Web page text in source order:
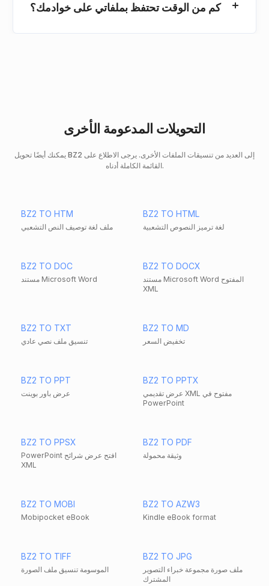
كم من الوقت تحتفظ بملفاتي على خوادمك؟
التحويلات المدعومة الأخرى
يمكنك أيضًا تحويل BZ2 إلى العديد من تنسيقات الملفات الأخرى. يرجى الاطلاع على
القائمة الكاملة أدناه.
BZ2 TO HTM
ملف لغة توصيف النص التشعبي
BZ2 TO HTML
لغة ترميز النصوص التشعبية
BZ2 TO DOC
مستند Microsoft Word
BZ2 TO DOCX
مستند Microsoft Word المفتوح
XML
BZ2 TO TXT
تنسيق ملف نصي عادي
BZ2 TO MD
تخفيض السعر
BZ2 TO PPT
عرض باور بوينت
BZ2 TO PPTX
عرض تقديمي XML مفتوح في
PowerPoint
BZ2 TO PPSX
PowerPoint افتح عرض شرائح
XML
BZ2 TO PDF
وثيقة محمولة
BZ2 TO MOBI
Mobipocket eBook
BZ2 TO AZW3
Kindle eBook format
BZ2 TO TIFF
الموسومة تنسيق ملف الصورة
BZ2 TO JPG
ملف صورة مجموعة خبراء التصوير
المشترك